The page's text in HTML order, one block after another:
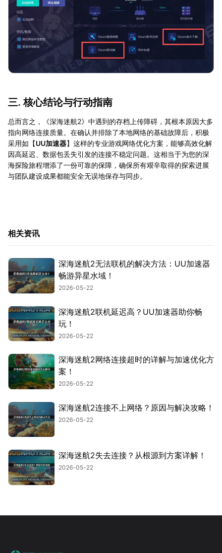
三. 核心结论与行动指南
总而言之，《深海迷航2》中遇到的存档上传障碍，其根本原因大多
指向网络连接质量。在确认并排除了本地网络的基础故障后，积极
采用如【UU加速器】这样的专业游戏网络优化方案，能够高效化解
因高延迟、数据包丢失引发的连接不稳定问题。这相当于为您的深
海探险旅程增添了一份可靠的保障，确保所有艰辛取得的探索进展
与团队建设成果都能安全无误地保存与同步。
相关资讯
深海迷航2无法联机的解决方法：UU加速器
畅游异星水域！
2026-05-22
深海迷航2联机延迟高？UU加速器助你畅
玩！
2026-05-22
深海迷航2网络连接超时的详解与加速优化方
案！
2026-05-22
深海迷航2连接不上网络？原因与解决攻略！
2026-05-22
深海迷航2失去连接？从根源到方案详解！
2026-05-22